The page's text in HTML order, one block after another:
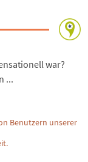
war?
...
Benutzern unserer